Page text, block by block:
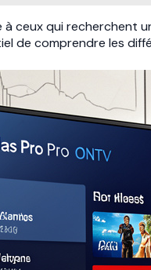
à ceux qui
de comprendre les